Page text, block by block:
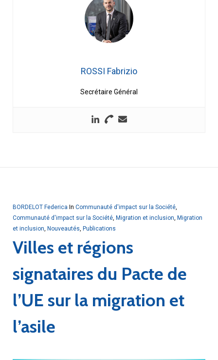
ROSSI Fabrizio
Secrétaire Général
BORDELOT Federica In Communauté d'impact sur la Société,
Communauté d'impact sur la Société, Migration et inclusion, Migration
et inclusion, Nouveautés, Publications
Villes et régions
signataires du Pacte de
l’UE sur la migration et
l’asile